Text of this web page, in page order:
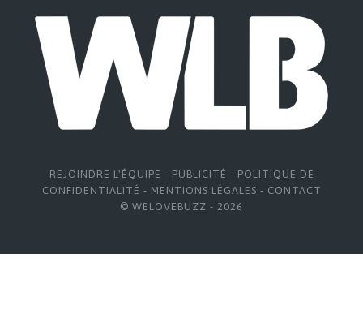
REJOINDRE L'ÉQUIPE - PUBLICITÉ - POLITIQUE DE
CONFIDENTIALITÉ - MENTIONS LÉGALES - CONTACT
© WELOVEBUZZ - 2026